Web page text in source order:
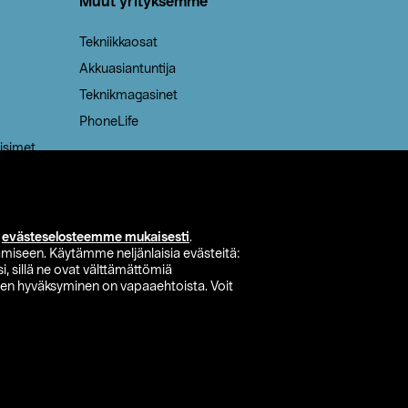
evästeselosteemme mukaisesti.
Käytämme neljänlaisia evästeitä:
sillä ne ovat välttämättömiä
hyväksyminen on vapaaehtoista. Voit
Tekniikkaosat
Akkuasiantuntija
Teknikmagasinet
PhoneLife